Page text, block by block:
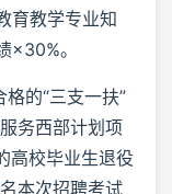
育教学专业知
×30%。
的“三支一扶”
务西部计划项
高校毕业生退役
本次招聘考试